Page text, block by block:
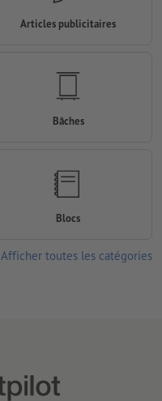
Articles publicitaires
Bâches
Blocs
Afficher toutes les catégories